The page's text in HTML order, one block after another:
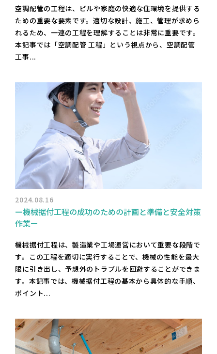
空調配管の工程は、ビルや家庭の快適な住環境を提供する
ための重要な要素です。適切な設計、施工、管理が求めら
れるため、一連の工程を理解することは非常に重要です。
本記事では「空調配管 工程」という視点から、空調配管
工事...
2024.08.16
ー機械据付工程の成功のための計画と準備と安全対策
作業ー
機械据付工程は、製造業や工場運営において重要な段階で
す。この工程を適切に実行することで、機械の性能を最大
限に引き出し、予想外のトラブルを回避することができま
す。本記事では、機械据付工程の基本から具体的な手順、
ポイント...